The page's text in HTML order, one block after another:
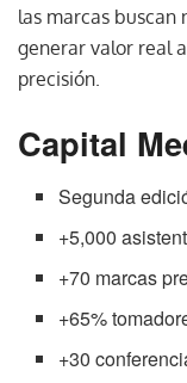
las marcas buscan
generar valor real
precisión.
Capital
Segunda
+5,000
+70 marcas
+65%
+30